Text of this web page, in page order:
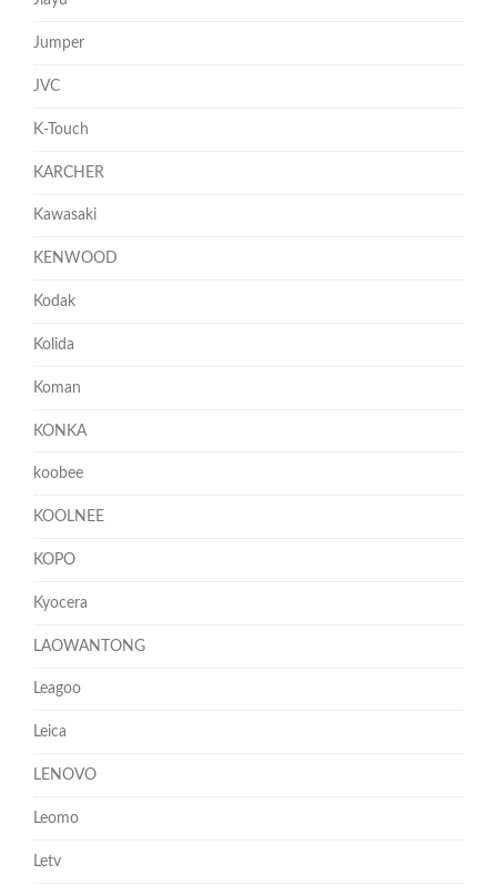
Jumper
JVC
K-Touch
KARCHER
Kawasaki
KENWOOD
Kodak
Kolida
Koman
KONKA
koobee
KOOLNEE
KOPO
Kyocera
LAOWANTONG
Leagoo
Leica
LENOVO
Leomo
Letv